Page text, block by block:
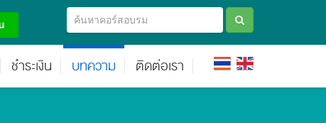
ชำระเงิน บทความ ติดต่อเรา